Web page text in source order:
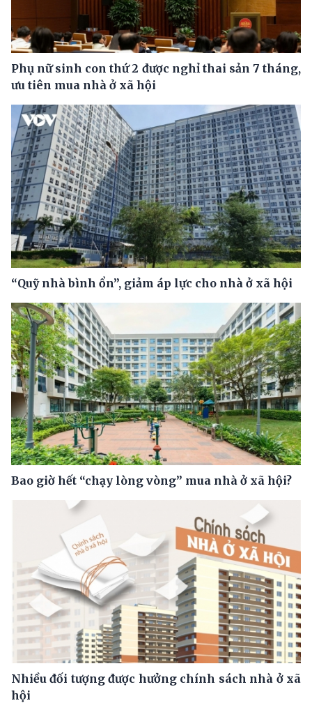
Phụ nữ sinh con thứ 2 được nghỉ thai sản 7 tháng,
ưu tiên mua nhà ở xã hội
“Quỹ nhà bình ổn”, giảm áp lực cho nhà ở xã hội
Bao giờ hết “chạy lòng vòng” mua nhà ở xã hội?
Nhiều đối tượng được hưởng chính sách nhà ở xã
hội